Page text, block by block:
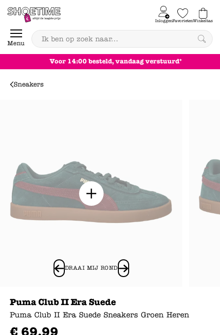
Skip to content
Menu
InloggenFavorietenWinkeltas
0
Achteraf betalen
Sneakers
DRAAI MIJ ROND
Puma Club II Era Suede
Puma Club II Era Suede Sneakers Groen Heren
€ 69,99